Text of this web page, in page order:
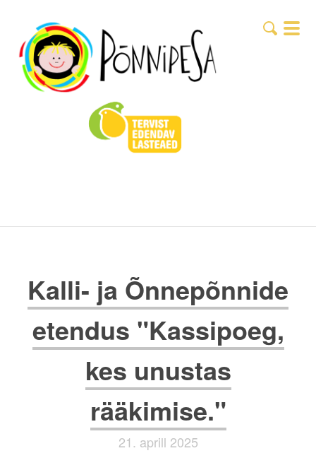
Kalli- ja Õnnepõnnide
etendus "Kassipoeg,
kes unustas
rääkimise."
21. aprill 2025